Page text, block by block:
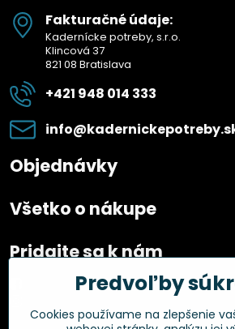
Fakturačné údaje:
Kadernícke potreby, s.r.o.
Klincová 37
821 08 Bratislava
+421 948 014 333
Objednávky
Všetko o nákupe
Pridajte sa k nám
FacebookPredvoľby
Cookies používame na zlepšenie